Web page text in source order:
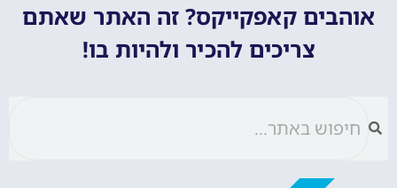
אוהבים קאפקייקס? זה האתר שאתם
צריכים להכיר ולהיות בו!